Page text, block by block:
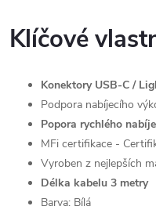
Klíčové
Konektory USB-C /
Podpora nabíjecího
Popora rychlého
MFi certifikace -
Vyroben z nejlepších
Délka kabelu 3 metry
Barva: Bílá